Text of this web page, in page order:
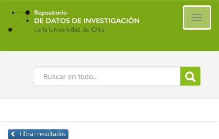
Ir
contenido
principal
Buscar
Filtrar resultados